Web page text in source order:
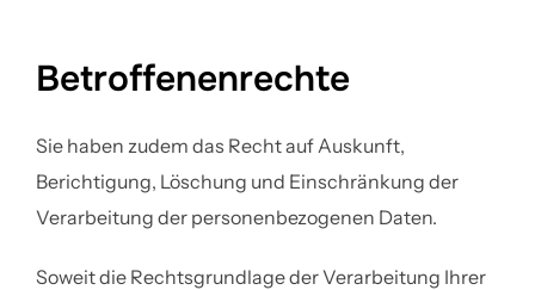
Betroffenenrechte
Sie haben zudem das Recht auf Auskunft,
Berichtigung, Löschung und Einschränkung der
Verarbeitung der personenbezogenen Daten.
Soweit die Rechtsgrundlage der Verarbeitung Ihrer